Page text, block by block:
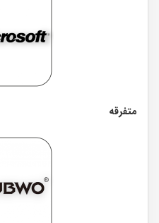
متفرقه